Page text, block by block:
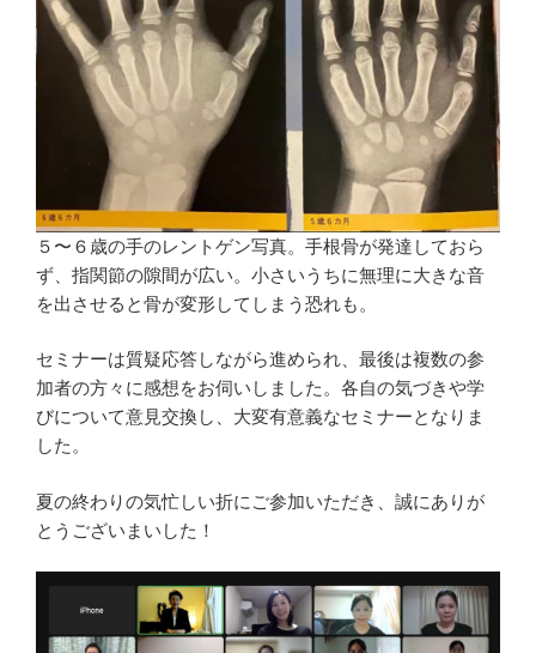
５〜６歳の手のレントゲン写真。手根骨が発達しておら
ず、指関節の隙間が広い。小さいうちに無理に大きな音
を出させると骨が変形してしまう恐れも。
セミナーは質疑応答しながら進められ、最後は複数の参
加者の方々に感想をお伺いしました。各自の気づきや学
びについて意見交換し、大変有意義なセミナーとなりま
した。
夏の終わりの気忙しい折にご参加いただき、誠にありが
とうございまいした！